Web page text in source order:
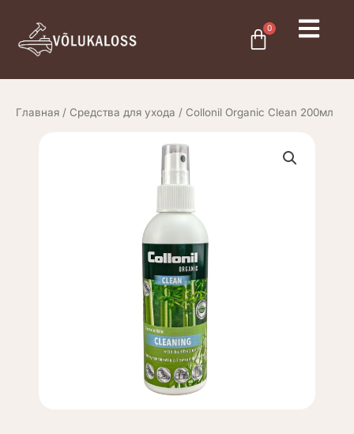
содержимому
0
Cart
Главная / Средства для ухода / Collonil Organic Clean 200мл